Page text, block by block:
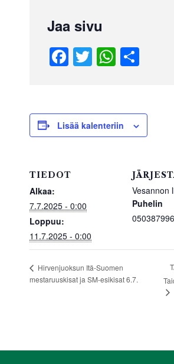
Jaa sivu
F
a
e
b
o
T
wi
er
W
h
s
A
e
Lisää kalenteriin
TIEDOT
Alkaa:
7.7.2025 - 0:00
Loppuu:
11.7.2025 - 0:00
Vesannon
Puhelin
Hirvenjuoksun Itä-Suomen
mestaruuskisat ja SM-esikisat 6.7.